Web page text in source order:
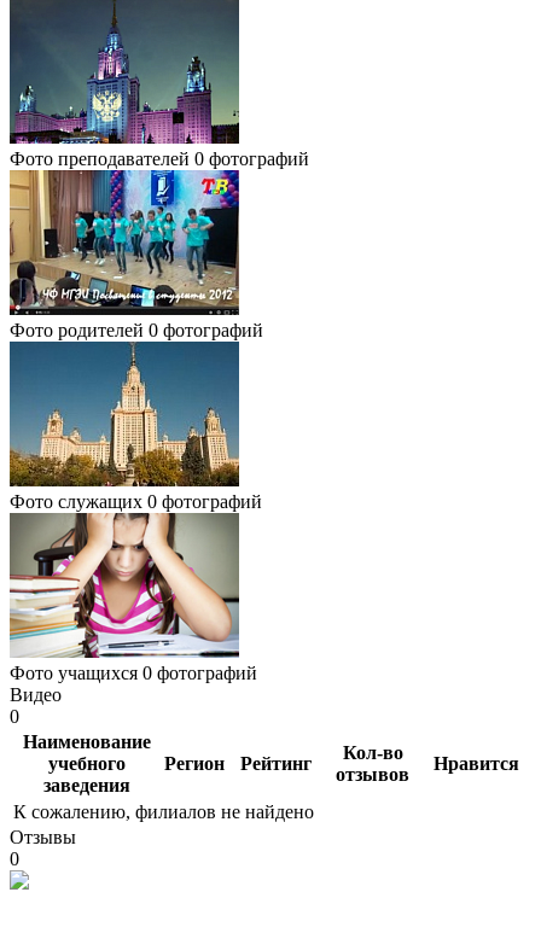
Фото преподавателей 0 фотографий
Фото родителей 0 фотографий
Фото служащих 0 фотографий
Фото учащихся 0 фотографий
Видео
0
Наименование
учебного
заведения
Регион Рейтинг
Кол-во
отзывов
Нравится
К сожалению, филиалов не найдено
Отзывы
0